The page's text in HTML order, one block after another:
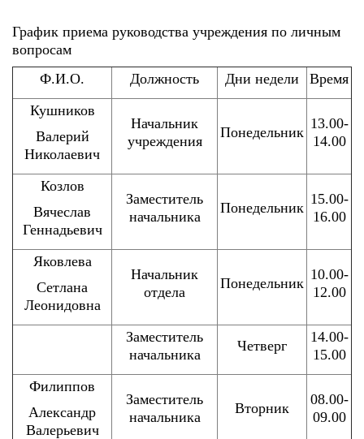
График приема руководства учреждения по личным
вопросам
Ф.И.О.
Должность Дни недели
Время
Кушников
Валерий
Николаевич
Начальник
учреждения
Понедельник
13.00-
14.00
Козлов
Вячеслав
Геннадьевич
Заместитель
начальника
Понедельник
15.00-
16.00
Яковлева
Сетлана
Леонидовна
Начальник
отдела
Понедельник
10.00-
12.00
Заместитель
начальника
Четверг
14.00-
15.00
Филиппов
Александр
Валерьевич
Заместитель
начальника
Вторник
08.00-
09.00